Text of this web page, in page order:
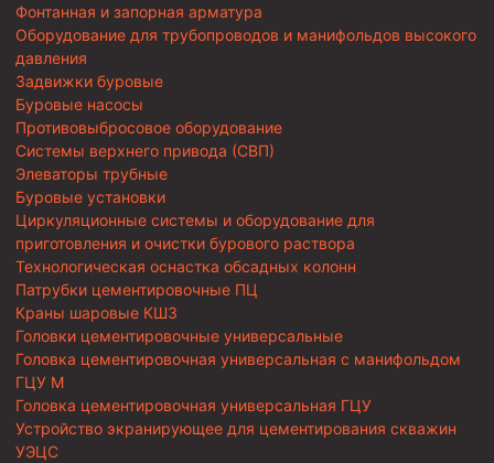
Фонтанная и запорная арматура
Оборудование для трубопроводов и манифольдов высокого
давления
Задвижки буровые
Буровые насосы
Противовыбросовое оборудование
Системы верхнего привода (СВП)
Элеваторы трубные
Буровые установки
Циркуляционные системы и оборудование для
приготовления и очистки бурового раствора
Технологическая оснастка обсадных колонн
Патрубки цементировочные ПЦ
Краны шаровые КШЗ
Головки цементировочные универсальные
Головка цементировочная универсальная с манифольдом
ГЦУ М
Головка цементировочная универсальная ГЦУ
Устройство экранирующее для цементирования скважин
УЭЦС